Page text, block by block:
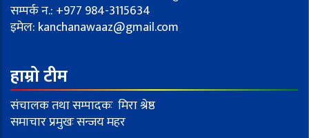
सम्पर्क न.: +977 984-3115634
इमेल: kanchanawaaz@gmail.com
हाम्रो टीम
संचालक तथा सम्पादकः मिरा श्रेष्ठ
समाचार प्रमुखः सन्जय महर